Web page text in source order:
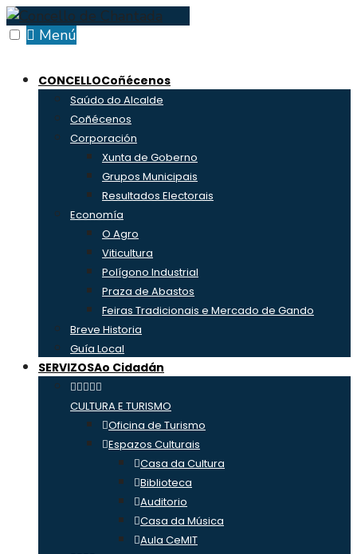
Skip
to
Menú
CONCELLOCoñécenos
Saúdo do Alcalde
Coñécenos
Corporación
Xunta de Goberno
Grupos Municipais
Resultados Electorais
Economía
O Agro
Viticultura
Polígono Industrial
Praza de Abastos
Feiras Tradicionais e Mercado de Gando
Breve Historia
Guía Local
SERVIZOSAo Cidadán
CULTURA E TURISMO
Oficina de Turismo
Espazos Culturais
Casa da Cultura
Biblioteca
Auditorio
Casa da Música
Aula CeMIT